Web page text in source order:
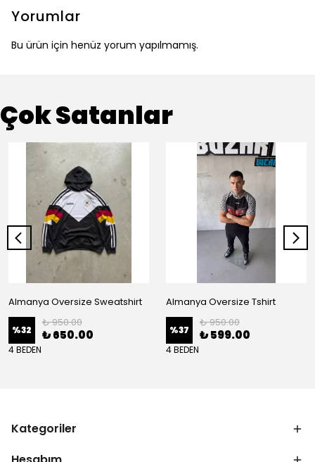
Yorumlar
Bu ürün için henüz yorum yapılmamış.
Çok Satanlar
Almanya Oversize Sweatshirt
%32
₺ 950.00
₺ 650.00
4 BEDEN
Almanya Oversize Tshirt
%37
₺ 950.00
₺ 599.00
4 BEDEN
Kategoriler